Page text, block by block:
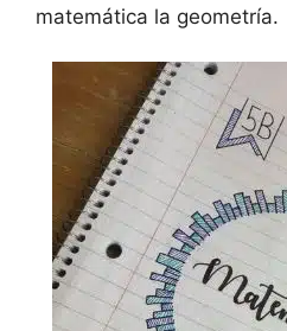
matemática la geometría.